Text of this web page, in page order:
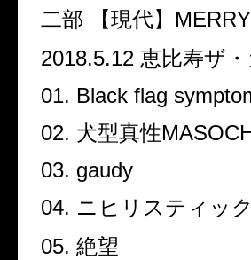
二部 【現代】 MERRY
2018.5.12 恵比寿ザ
01. Black flag
02. 犬型真性
03. gaudy
04. ニヒリスティック
05. 絶望